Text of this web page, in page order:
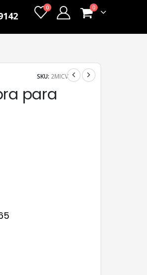
0 0
para
SKU: 2MICV